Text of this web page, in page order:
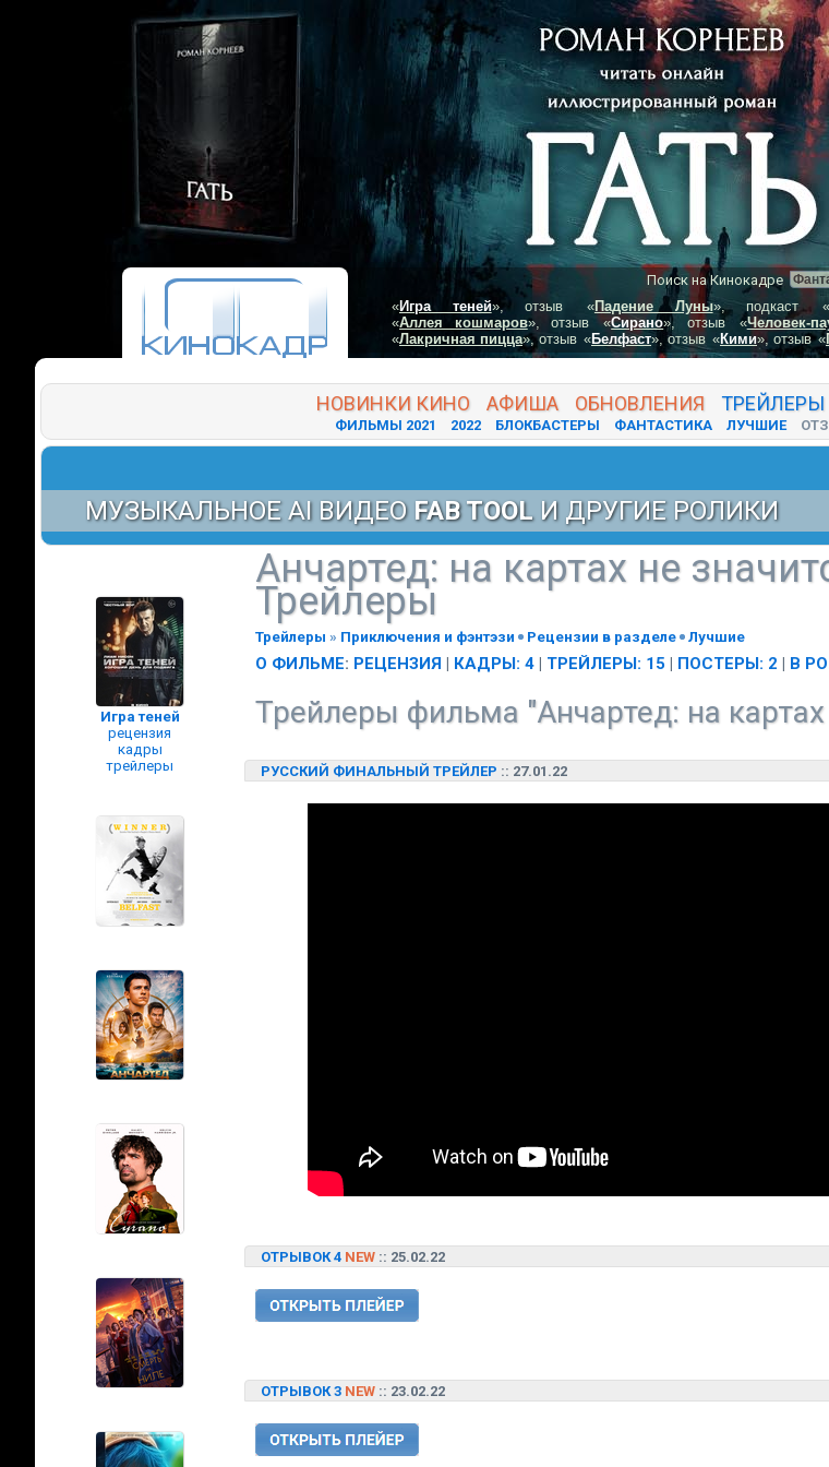
Поиск на Кинокадре
«Игра теней», отзыв «Падение Луны», подкаст «
«Аллея кошмаров», отзыв «Сирано», отзыв «Человек-
«Лакричная пицца», отзыв «Белфаст», отзыв «Кими», отзыв «
НОВИНКИ КИНО АФИША ОБНОВЛЕНИЯ ТРЕЙЛЕРЫ
ФИЛЬМЫ 2021 2022 БЛОКБАСТЕРЫ ФАНТАСТИКА ЛУЧШИЕ
МУЗЫКАЛЬНОЕ AI ВИДЕО FAB TOOL И ДРУГИЕ РОЛИКИ
Анчартед: на картах не
Трейлеры
Трейлеры » Приключения и фэнтэзи Рецензии в разделе Лучшие
О ФИЛЬМЕ: РЕЦЕНЗИЯ | КАДРЫ: 4 | ТРЕЙЛЕРЫ: 15 | ПОСТЕРЫ: 2 | В
Трейлеры фильма "Анчартед: на картах
РУССКИЙ ФИНАЛЬНЫЙ ТРЕЙЛЕР :: 27.01.22
ОТРЫВОК 4 NEW :: 25.02.22
ОТРЫВОК 3 NEW :: 23.02.22
Игра теней
рецензия
кадры
трейлеры